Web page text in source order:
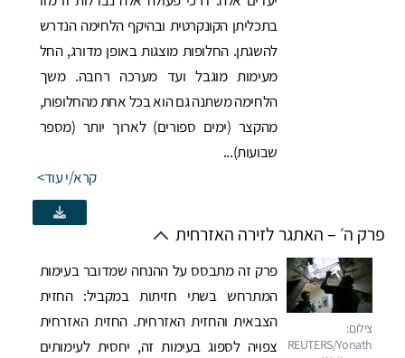
בתכליתן הקונקרטית ובהיקף הלחימה הנדרש
להשגתן. החלופות מוצגות באופן מדורג, החל
מעימות מוגבל ועד מערכה רחבה. משך
הלחימה משתנה גם הוא בכל אחת מהחלופות,
מהקצר (ימים ספורים) לארוך יותר (מספר
שבועות)...
קרא/י עוד
פרק ה׳ – האתגר לזירה האזרחית
פרק זה מתבסס על ההנחה שמדובר בעימות
המתרחש בשתי חזיתות במקביל: החזית
הצבאית והחזית האזרחית. החזית האזרחית
צפויה לספוג בעימות זה, יחסית לעימותים